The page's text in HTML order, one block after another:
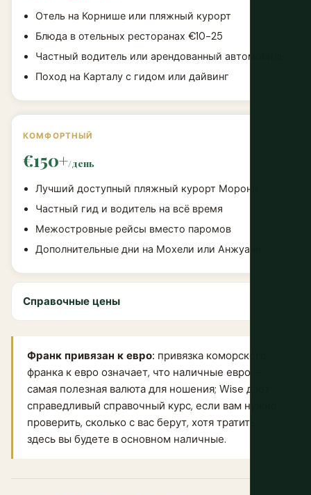
Отель на Корнише или пляжный курорт
Блюда в отельных ресторанах €10-25
Частный водитель или арендованный автомобиль
Поход на Карталу с гидом или дайвинг
КОМФОРТНЫЙ
€150+/день
Лучший доступный пляжный курорт Морони
Частный гид и водитель на всё время
Межостровные рейсы вместо паромов
Дополнительные дни на Мохели или Анжуане
Справочные цены
Франк привязан к евро: привязка коморского
франка к евро означает, что наличные евро —
самая полезная валюта для ношения; Wise даёт
справедливый справочный курс, если вам нужно
проверить, сколько с вас берут, хотя тратить
здесь вы будете в основном наличные.